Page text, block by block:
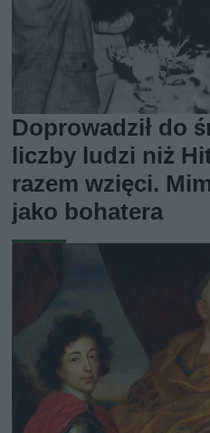
Doprowadził do
liczby ludzi niż
razem wzięci.
jako bohatera